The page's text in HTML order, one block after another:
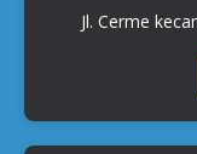
Jl. Cerme